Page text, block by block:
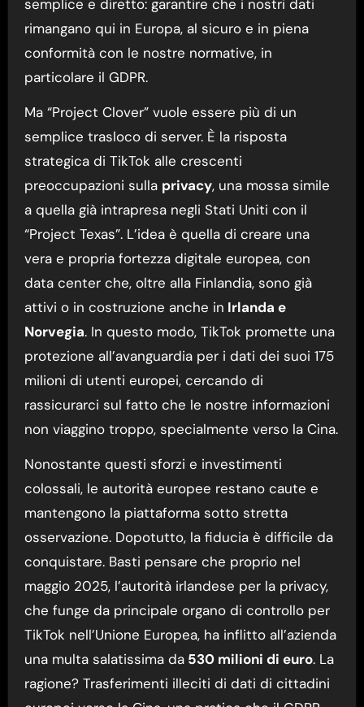
semplice e diretto: garantire che i nostri dati
rimangano qui in Europa, al sicuro e in piena
conformità con le nostre normative, in
particolare il GDPR.
Ma “Project Clover” vuole essere più di un
semplice trasloco di server. È la risposta
strategica di TikTok alle crescenti
preoccupazioni sulla privacy, una mossa simile
a quella già intrapresa negli Stati Uniti con il
“Project Texas”. L’idea è quella di creare una
vera e propria fortezza digitale europea, con
data center che, oltre alla Finlandia, sono già
attivi o in costruzione anche in Irlanda e
Norvegia. In questo modo, TikTok promette una
protezione all’avanguardia per i dati dei suoi 175
milioni di utenti europei, cercando di
rassicurarci sul fatto che le nostre informazioni
non viaggino troppo, specialmente verso la Cina.
Nonostante questi sforzi e investimenti
colossali, le autorità europee restano caute e
mantengono la piattaforma sotto stretta
osservazione. Dopotutto, la fiducia è difficile da
conquistare. Basti pensare che proprio nel
maggio 2025, l’autorità irlandese per la privacy,
che funge da principale organo di controllo per
TikTok nell’Unione Europea, ha inflitto all’azienda
una multa salatissima da530 milioni di euro. La
ragione? Trasferimenti illeciti di dati di cittadini